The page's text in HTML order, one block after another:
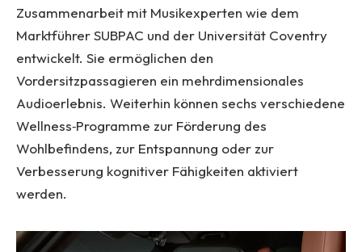
Zusammenarbeit mit Musikexperten wie dem
Marktführer SUBPAC und der Universität Coventry
entwickelt. Sie ermöglichen den
Vordersitzpassagieren ein mehrdimensionales
Audioerlebnis. Weiterhin können sechs verschiedene
Wellness‑Programme zur Förderung des
Wohlbefindens, zur Entspannung oder zur
Verbesserung kognitiver Fähigkeiten aktiviert
werden.